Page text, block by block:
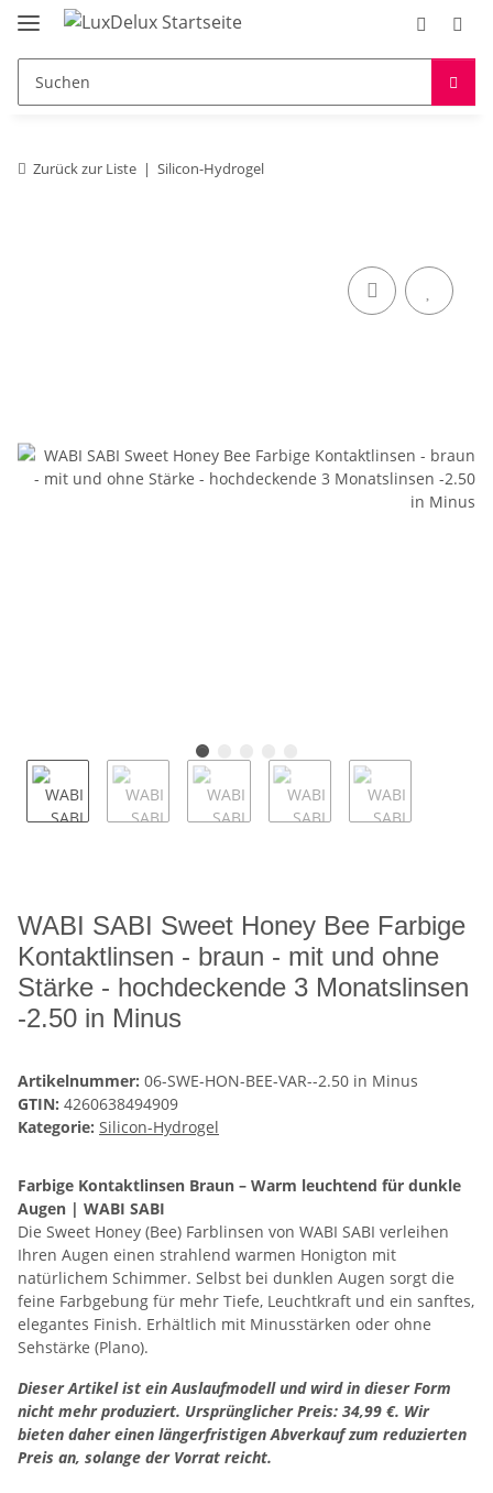
Zurück zur Liste Silicon-Hydrogel
WABI SABI Sweet Honey Bee Farbige
Kontaktlinsen - braun - mit und ohne
Stärke - hochdeckende 3 Monatslinsen
-2.50 in Minus
Artikelnummer: 06-SWE-HON-BEE-VAR--2.50 in Minus
GTIN: 4260638494909
Kategorie: Silicon-Hydrogel
Farbige Kontaktlinsen Braun – Warm leuchtend für dunkle
Augen | WABI SABI
Die Sweet Honey (Bee) Farblinsen von WABI SABI verleihen
Ihren Augen einen strahlend warmen Honigton mit
natürlichem Schimmer. Selbst bei dunklen Augen sorgt die
feine Farbgebung für mehr Tiefe, Leuchtkraft und ein sanftes,
elegantes Finish. Erhältlich mit Minusstärken oder ohne
Sehstärke (Plano).
Dieser Artikel ist ein Auslaufmodell und wird in dieser Form
nicht mehr produziert. Ursprünglicher Preis: 34,99 €. Wir
bieten daher einen längerfristigen Abverkauf zum reduzierten
Preis an, solange der Vorrat reicht.